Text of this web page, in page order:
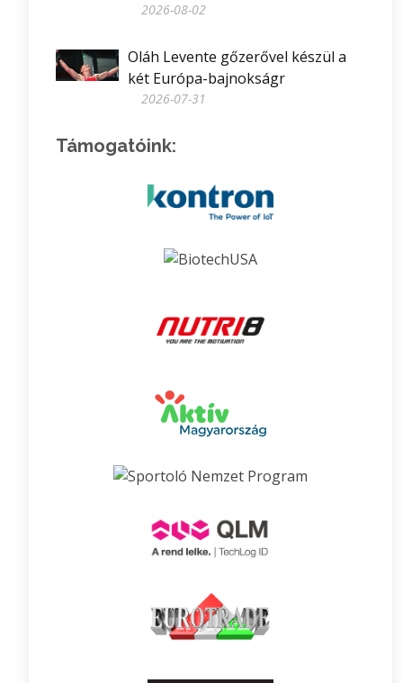
2026-08-02
Oláh Levente gőzerővel készül a
két Európa-bajnokságr
2026-07-31
Támogatóink: